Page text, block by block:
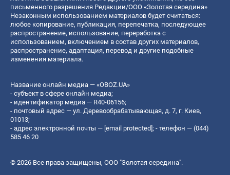
письменного разрешения Редакции/ООО «Золотая середина»
Незаконным использованием материалов будет считаться:
любое копирование, публикация, перепечатка, последующее
распространение, использование, переработка с
использованием, включением в состав других материалов,
распространение, адаптация, перевод и другие подобные
изменения материала.
Название онлайн медиа — «OBOZ.UA»
- субъект в сфере онлайн медиа;
- идентификатор медиа — R40-06156;
- почтовый адрес — ул. Деревообрабатывающая, д. 7, г. Киев,
01013;
- адрес электронной почты — [email protected] ; - телефон — (044)
585 46 20
© 2026 Все права защищены, ООО "Золотая середина".